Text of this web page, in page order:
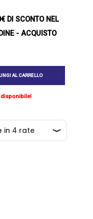
DI SCONTO NEL
- ACQUISTO
AL CARRELLO